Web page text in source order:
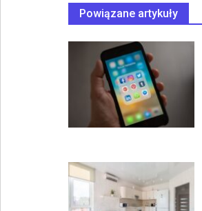
Powiązane artykuły